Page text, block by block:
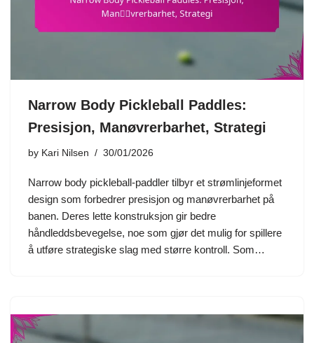
Narrow Body Pickleball Paddles:
Presisjon, Manøvrerbarhet, Strategi
by Kari Nilsen 30/01/2026
Narrow body pickleball-paddler tilbyr et strømlinjeformet
design som forbedrer presisjon og manøvrerbarhet på
banen. Deres lette konstruksjon gir bedre
håndleddsbevegelse, noe som gjør det mulig for spillere
å utføre strategiske slag med større kontroll. Som…